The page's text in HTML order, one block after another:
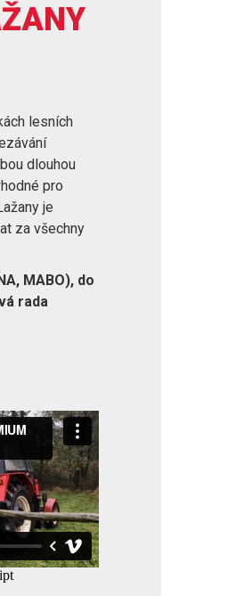
lesních
dlouhou
pro
je
za všechny
MABO), do
rada